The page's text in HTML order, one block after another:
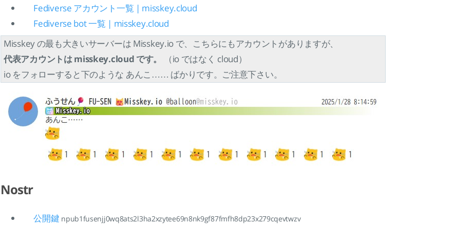
Fediverse アカウント一覧 | misskey.cloud
Fediverse bot 一覧 | misskey.cloud
Misskey の最も大きいサーバーは Misskey.io で、こちらにもアカウントがありますが、
代表アカウントは misskey.cloud です。
（io ではなく cloud）
io をフォローすると下のような あんこ…… ばかりです。ご注意下さい。
Nostr
公開鍵 npub1fusenjj0wq8ats2l3ha2xzytee69n8nk9gf87fmfh8dp23x279cqevtwzv